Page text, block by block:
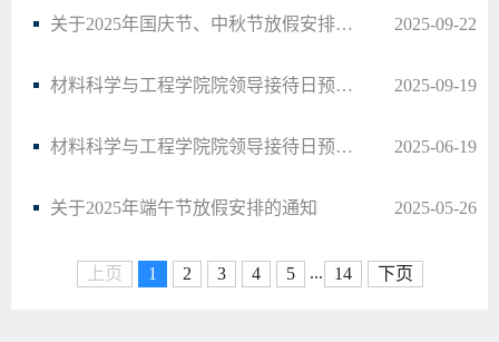
关于2025年国庆节、中秋节放假安排的通知 2025-09-22
材料科学与工程学院院领导接待日预告（33） 2025-09-19
材料科学与工程学院院领导接待日预告（32） 2025-06-19
关于2025年端午节放假安排的通知 2025-05-26
上页 1 2 3 4 5 ... 14 下页